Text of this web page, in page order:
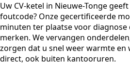
Uw CV-ketel in Nieuwe-Tonge
foutcode? Onze gecertificeerde
minuten ter plaatse voor diagnose
merken. We vervangen
zorgen dat u snel weer warmte en
direct, ook buiten kantooruren.